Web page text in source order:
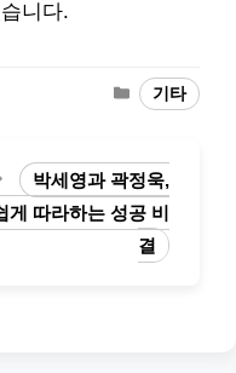
니다.
Categories
기타
박세영과 곽정욱,
게 따라하는 성공 비
결